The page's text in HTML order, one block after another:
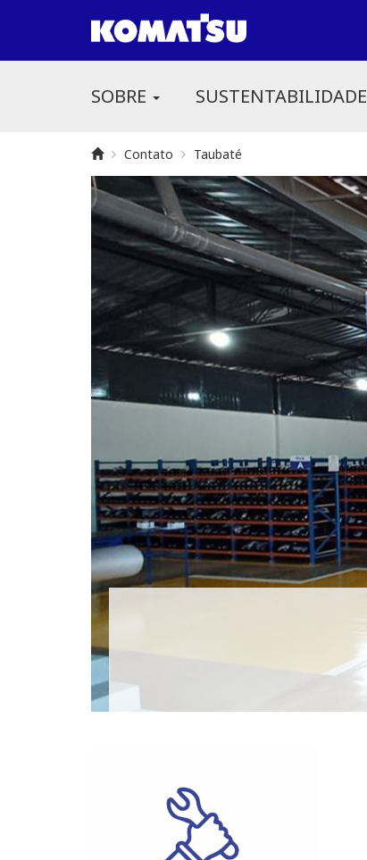
SOBRE SUSTENTABILIDADE
Contato Taubaté